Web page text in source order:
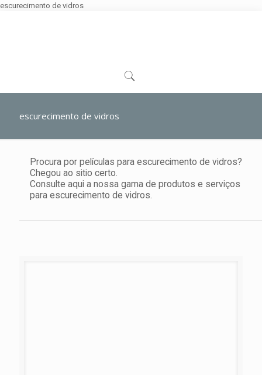
escurecimento de vidros
escurecimento de vidros
Procura por películas para escurecimento de vidros?
Chegou ao sitio certo.
Consulte aqui a nossa gama de produtos e serviços
para escurecimento de vidros.